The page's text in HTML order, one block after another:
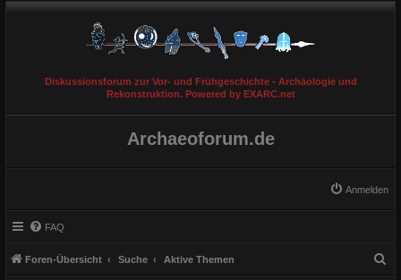
Diskussionsforum zur Vor- und Frühgeschichte - Archäologie und
Rekonstruktion. Powered by EXARC.net
Archaeoforum.de
Anmelden
FAQ
Foren-Übersicht Suche Aktive Themen